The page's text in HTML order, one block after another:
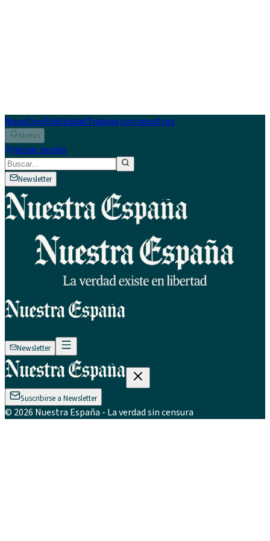
NosotrosPublicidadTrabaja con nosotros
Alertas
Iniciar sesión
Newsletter
Newsletter
Suscribirse a Newsletter
© 2026 Nuestra España - La verdad sin censura